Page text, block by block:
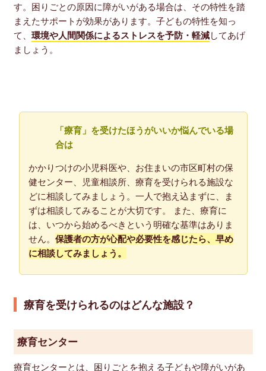
す。困りごとの原因に障がいがある場合は、その特性を踏
まえたサポートが効果があります。子どもの特性を知っ
て、 環境や人間関係によるストレスを予防・軽減してあげ
ましょう。
「療育」を受けたほうがいいか悩んでいる場
合は
かかりつけの小児科医や、お住まいの市区町村の保
健センター、児童相談所、療育を受けられる施設な
どに相談してみましょう。一人で抱え込まずに、ま
ずは相談してみることが大切です。 また、療育に
は、いつから始めるべきという明確な基準はありま
せん。 保護者の方が心配や必要性を感じたら、早め
に相談してみましょう。
療育を受けられるのはどんな施設？
療育センター
療育センターとは、困りごとを抱える子どもや障がいがあ